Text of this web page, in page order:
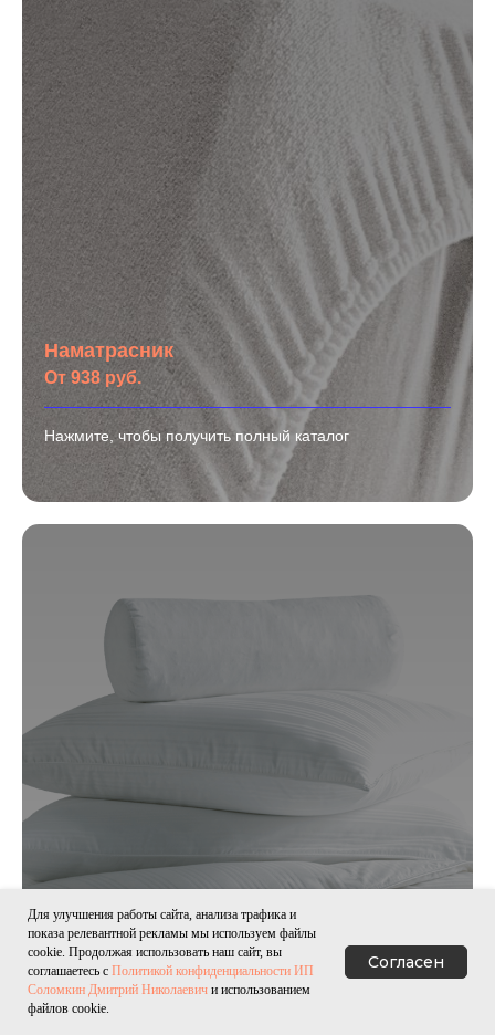
Получите каталог
Наматрасник
От 938 руб.
Нажмите, чтобы получить полный каталог
Подушки
От 496 руб.
Для улучшения работы сайта, анализа трафика и
показа релевантной рекламы мы используем файлы
cookie. Продолжая использовать наш сайт, вы
соглашаетесь с Политикой конфиденциальности ИП
Соломкин Дмитрий Николаевич и использованием
файлов cookie.
Согласен